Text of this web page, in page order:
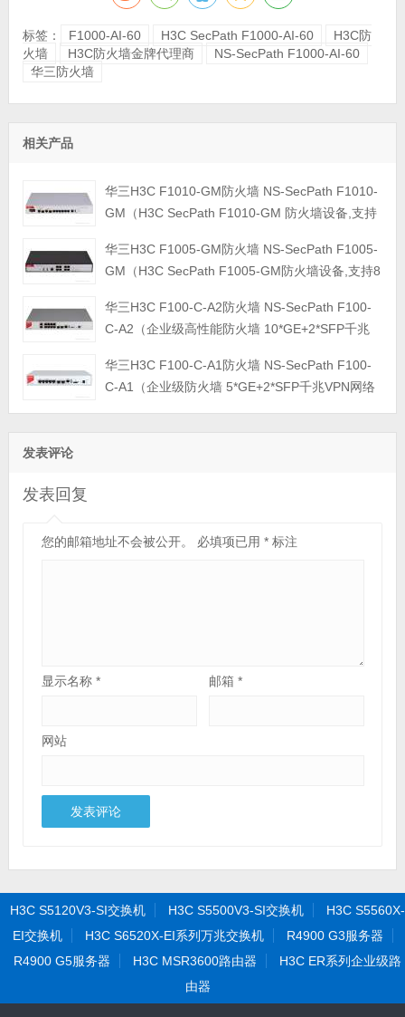
标签： F1000-AI-60 H3C SecPath F1000-AI-60
H3C防
火墙
H3C防火墙金牌代理商
NS-SecPath F1000-AI-60
华三防火墙
相关产品
华三H3C F1010-GM防火墙 NS-SecPath F1010-
GM（H3C SecPath F1010-GM 防火墙设备,支持
口,1个Console接口）华三H3C F1005-GM防火墙 NS-SecPath F1005-
GM（H3C SecPath F1005-GM防火墙设备,支持8
华三H3C F100-C-A2防火墙 NS-SecPath F100-
C-A2（企业级高性能防火墙 10*GE+2*SFP千兆
华三H3C F100-C-A1防火墙 NS-SecPath F100-
C-A1（企业级防火墙 5*GE+2*SFP千兆VPN网络
发表评论
发表回复
您的邮箱地址不会被公开。 必填项已用 *标注
显示名称 * 邮箱*
网站
H3C S5120V3-SI交换机 H3C S5500V3-SI交换机
H3C S5560X-
EI交换机
H3C S6520X-EI系列万兆交换机
R4900 G3服务器
R4900 G5服务器
H3C MSR3600路由器
H3C ER系列企业级路
由器